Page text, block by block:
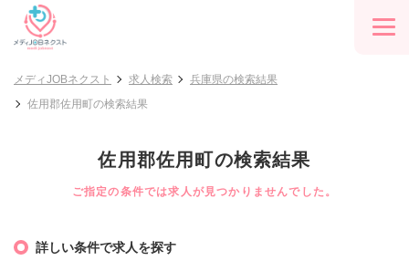
メディJOBネクスト 求人検索
兵庫県の検索結果
佐用郡佐用町の検索結果
佐用郡佐用町の検索結果
ご指定の条件では求人が見つかりませんでした。
詳しい条件で求人を探す